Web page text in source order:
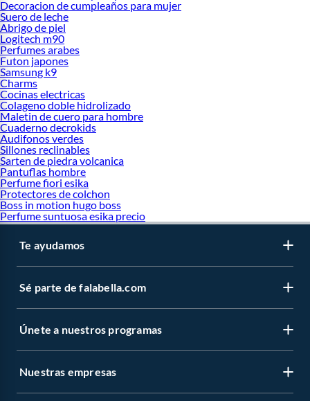
Decoracion de cumpleaños para mujer
Suero de leche
Abrigo de piel
Logitech m90
Perfumes arabes
Futon japones
Samsung k9
Charms
Cocinas electricas
Colageno doble hidrolizado
Maletin de cuero para hombre
Cuaderno decrokids
Audifonos verdes
Sillones reclinables
Sarten de piedra volcanica
Pantuflas hombre
Perfume fiori esika
Protectores de colchon
Boss in motion hugo boss
Perfume suntuosa esika precio
Te ayudamos
Sé parte de falabella.com
Únete a nuestros programas
Nuestras empresas